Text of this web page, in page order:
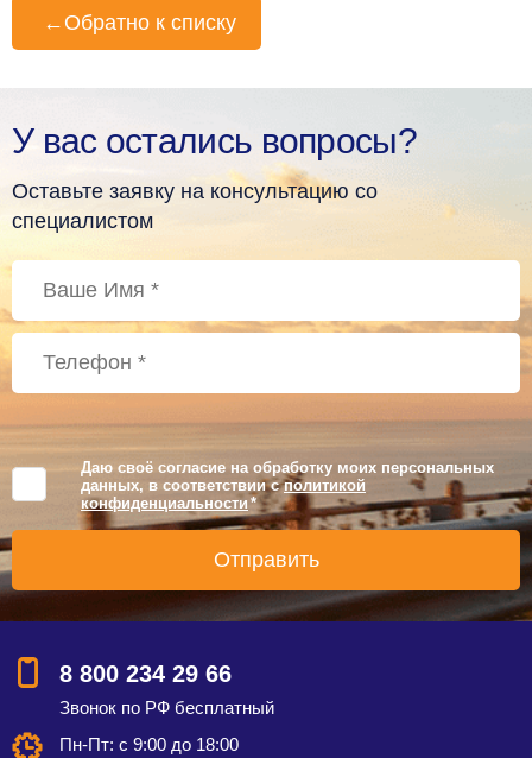
← Обратно к списку
У вас остались вопросы?
Оставьте заявку на консультацию со
специалистом
Даю своё согласие на обработку моих персональных
данных, в соответствии сполитикой
конфиденциальности *
8 800 234 29 66
Звонок по РФ бесплатный
Пн-Пт: с 9:00 до 18:00